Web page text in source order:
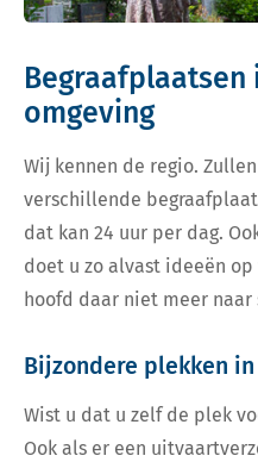
Begraafplaatsen
omgeving
Wij kennen de regio.
verschillende
dat kan 24 uur per dag.
doet u zo alvast ideeën
hoofd daar niet meer
Bijzondere plekken in
Wist u dat u zelf de plek
Ook als er een